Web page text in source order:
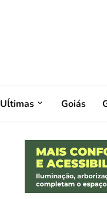
Uĺtimas Goiás